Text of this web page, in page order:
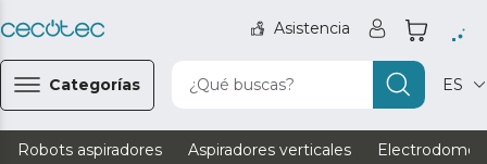
Asistencia
Categorías ¿Qué buscas? ES
Robots aspiradores Aspiradores verticales